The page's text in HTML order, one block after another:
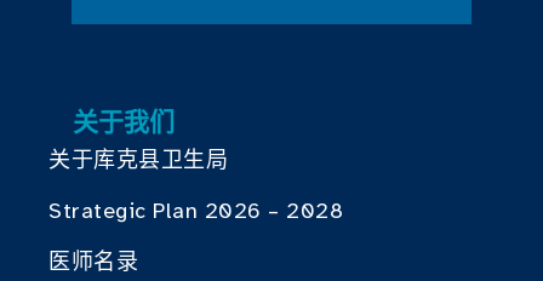
关于我们
关于库克县卫生局
Strategic Plan 2026 – 2028
医师名录